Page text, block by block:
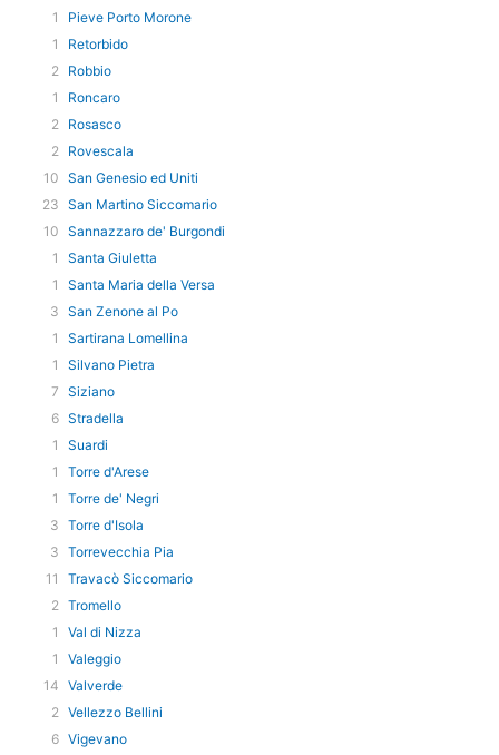
1
Pieve Porto Morone
1
Retorbido
2 Robbio
1
Roncaro
2 Rosasco
2 Rovescala
10 San Genesio ed Uniti
23 San Martino Siccomario
10 Sannazzaro de' Burgondi
1
Santa Giuletta
1
Santa Maria della Versa
3 San Zenone al Po
1
Sartirana Lomellina
1
Silvano Pietra
7 Siziano
6 Stradella
1
Suardi
1
Torre d'Arese
1
Torre de' Negri
3 Torre d'Isola
3 Torrevecchia Pia
11
Travacò Siccomario
2 Tromello
1
Val di Nizza
1
Valeggio
14 Valverde
2 Vellezzo Bellini
6 Vigevano